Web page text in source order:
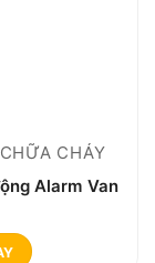
CHÁY
Alarm Van
100/125/150